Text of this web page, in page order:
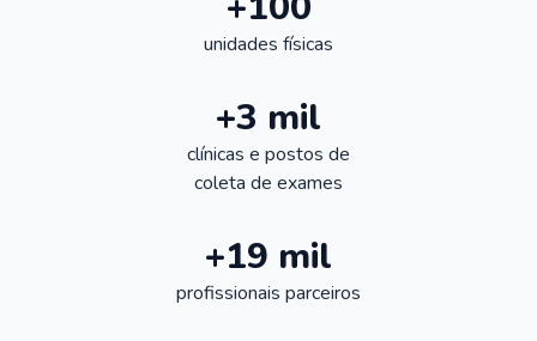
unidades físicas
+3 mil
clínicas e postos de
coleta de exames
+19 mil
profissionais parceiros